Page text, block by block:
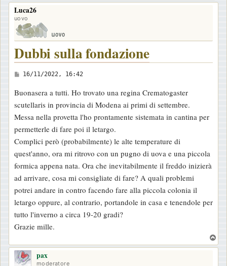
Luca26
uovo
Dubbi sulla fondazione
M
s
s
a
g
g
i
o
16/11/2022, 16:42
Buonasera a tutti. Ho trovato una regina Crematogaster
scutellaris in provincia di Modena ai primi di settembre.
Messa nella provetta l'ho prontamente sistemata in cantina per
permetterle di fare poi il letargo.
Complici però (probabilmente) le alte temperature di
quest'anno, ora mi ritrovo con un pugno di uova e una piccola
formica appena nata. Ora che inevitabilmente il freddo inizierà
ad arrivare, cosa mi consigliate di fare? A quali problemi
potrei andare in contro facendo fare alla piccola colonia il
letargo oppure, al contrario, portandole in casa e tenendole per
tutto l'inverno a circa 19-20 gradi?
Grazie mille.
o
pax
moderatore